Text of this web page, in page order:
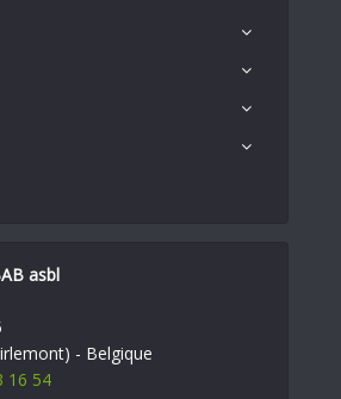
asbl
- Belgique
16 54